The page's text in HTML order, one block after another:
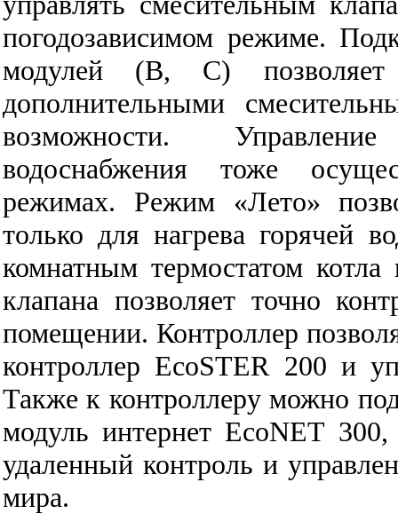
погодозависимом режиме.
модулей (В, С) позволяет
дополнительными
возможности.
водоснабжения тоже
режимах. Режим «Лето»
только для нагрева горячей
комнатным термостатом
клапана позволяет точно
помещении. Контроллер
контроллер EcoSTER 200 и
Также к контроллеру можно
модуль интернет EcoNЕТ 300,
удаленный контроль и
мира.